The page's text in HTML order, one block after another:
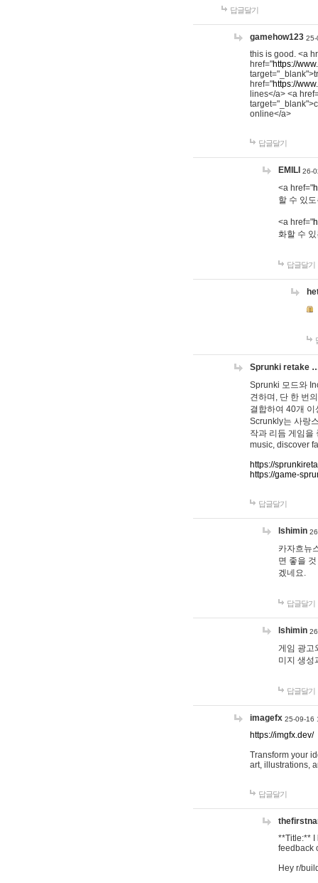
답글달기
gamehow123 25-
this is good. <a
href="https://
href="https://
lines</a> <a
online</a>
답글달기
EMILI 26-
<a href="
할 수 있
<a href="
화할 수
답글달기
Sprunki retake
Sprunki 모드와
견하며, 단 한 번
결합하여 40개
Scrunkly는 사랑
작과 리듬 게임을
music, discover
https://
https://game-
답글달기
lshimin
카자흐뉴
면 좋을
겠네요.
답글달기
lshimin
게임 광고
미지 생성
답글달기
imagefx 25-09-16
https://imgfx.dev/
Transform your
art, illustrations,
답글달기
**Title:** I
feedback
Hey r/